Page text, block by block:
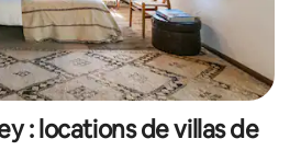
: locations de villas de